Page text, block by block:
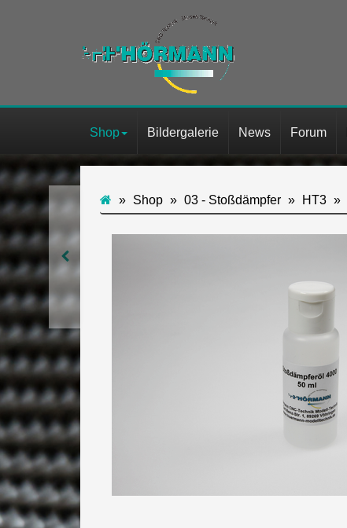
Shop Bildergalerie News Forum
Shop 03 - Stoßdämpfer HT3